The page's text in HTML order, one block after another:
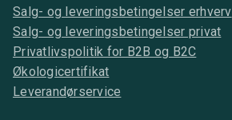
Salg- og leveringsbetingelser erhverv
Salg- og leveringsbetingelser privat
Privatlivspolitik for B2B og B2C
Økologicertifikat
Leverandørservice